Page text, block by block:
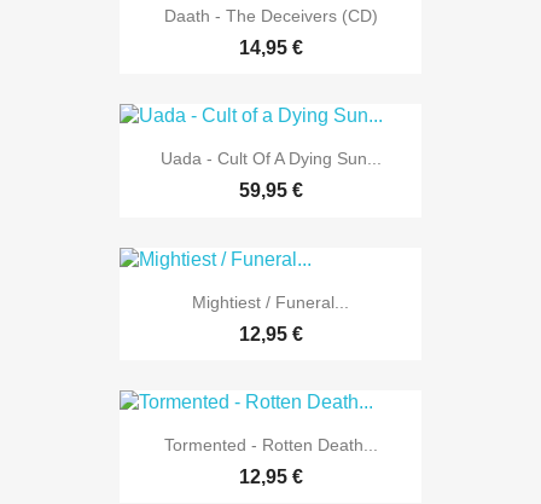
Daath - The Deceivers (CD)
14,95 €
Uada - Cult Of A Dying Sun...
59,95 €
Mightiest / Funeral...
12,95 €
Tormented - Rotten Death...
12,95 €